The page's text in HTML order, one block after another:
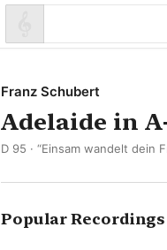
Franz Schubert
Adelaide in
D 95 · “Einsam wandelt dein
Popular Recordings